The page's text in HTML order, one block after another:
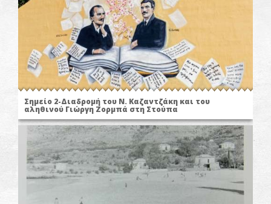
Σημείο 2-Διαδρομή του Ν. Καζαντζάκη και του
αληθινού Γιώργη Ζορμπά στη Στούπα